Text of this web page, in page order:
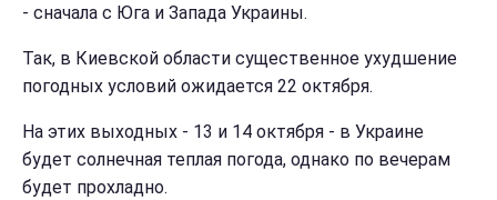
- сначала с Юга и Запада Украины.
Так, в Киевской области существенное ухудшение
погодных условий ожидается 22 октября.
На этих выходных - 13 и 14 октября - в Украине
будет солнечная теплая погода, однако по вечерам
будет прохладно.